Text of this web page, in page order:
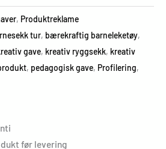
, Produktreklame
tur, bærekraftig barneleketøy,
gave, kreativ ryggsekk, kreativ
, pedagogisk gave, Profilering,
før levering